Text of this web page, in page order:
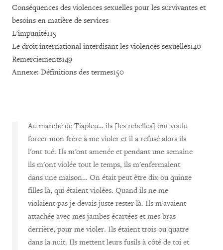
Conséquences des violences sexuelles pour les survivantes et
besoins en matière de services
L'impunité115
Le droit international interdisant les violences sexuelles140
Remerciements149
Annexe: Définitions des termes150
Au marché de Tiapleu… ils [les rebelles] ont voulu
forcer mon frère à me violer et il a refusé alors ils
l'ont tué. Ils m'ont amenée et pendant une semaine
ils m'ont violée tout le temps, ils m'enfermaient
dans une maison… On était peut être dix ou quinze
filles là, qui étaient violées. Quand ils ne me
violaient pas je devais juste rester là. Ils m'avaient
attachée avec mes jambes écartées et mes bras
derrière, pour me violer. Ils étaient trois ou quatre
dans la nuit. Ils mettent leurs fusils à côté de toi et